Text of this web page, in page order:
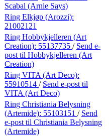
Scabal (Arnie Says)
Ring Elkjøp (Arozzi):
21002121
Ring Hobbykjelleren (Art
Creation): 55137735 / Send e-
post til Hobbykjelleren (Art
Creation)
Ring VITA (Art Deco):
55910514 / Send e-post til
VITA (Art Deco)
Ring Christiania Belysning
(Artemide): 55103151 / Send
e-post til Christiania Belysning
(Artemide)